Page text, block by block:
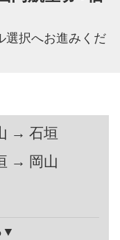
選択へお進みくだ
→ 石垣
→ 岡山
▼